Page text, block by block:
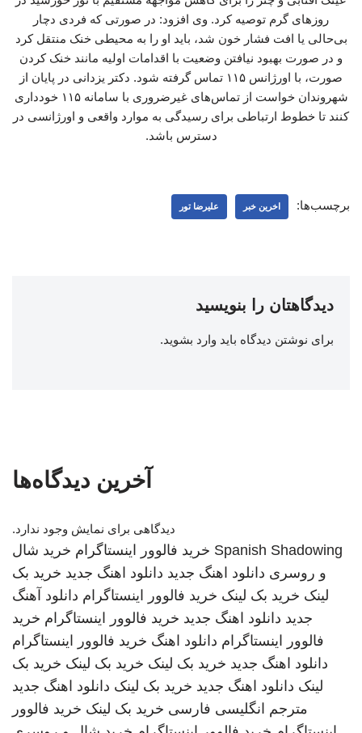
روزهای گرم توصیه کرد. وی افزود: در صورتی که فردی دچار
بی‌حالی یا افت فشار خون شد، باید او را به محیطی خنک منتقل کرد
و در صورت بهبود نیافتن وضعیت با اقدامات اولیه مانند خنک کردن
صورت، با اورژانس ۱۱۵ تماس گرفته شود. دکتر یزدانی در پایان از
شهروندان خواست از تماس‌های غیرضروری با سامانه ۱۱۵ خودداری
کنند تا خطوط ارتباطی برای رسیدگی به موارد واقعی و اورژانسی در
دسترس باشد.
برچسب‌ها: اخرین خبر علیرضا تور
دیدگاهتان را بنویسید
برای نوشتن دیدگاه باید وارد بشوید.
آخرین دیدگاه‌ها
دیدگاهی برای نمایش وجود ندارد.
Spanish Shadowing خرید فالوور اینستاگرام خرید شال
و روسری دانلود اهنگ جدید دانلود اهنگ جدید خرید بک
لینک خرید بک لینک خرید فالوور اینستاگرام دانلود آهنگ
جدید دانلود اهنگ جدید خرید فالوور اینستاگرام خرید
فالوور اینستاگرام دانلود اهنگ خرید فالوور اینستاگرام
دانلود اهنگ جدید خرید بک لینک خرید بک لینک خرید بک
لینک دانلود اهنگ جدید خرید بک لینک دانلود اهنگ جدید
مترجم انگلیسی فارسی خرید بک لینک خرید فالوور